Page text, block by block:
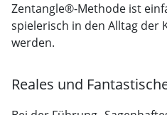
Zentangle®-Methode ist
spielerisch in den Alltag der
werden.
Reales und